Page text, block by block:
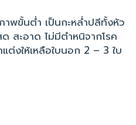
พขั้นต่ำ เป็นกะหล่ำปลีทั้งหัว
สะอาด ไม่มีตำหนิจากโรค
งให้เหลือใบนอก 2 – 3 ใบ